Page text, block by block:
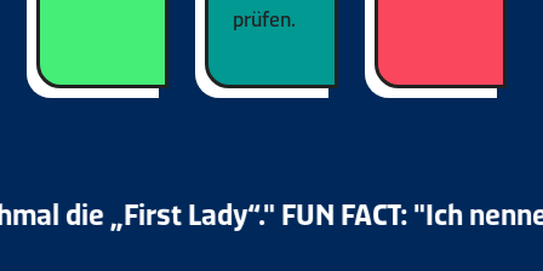
prüfen.
die „First Lady“." FUN FACT: "Ich